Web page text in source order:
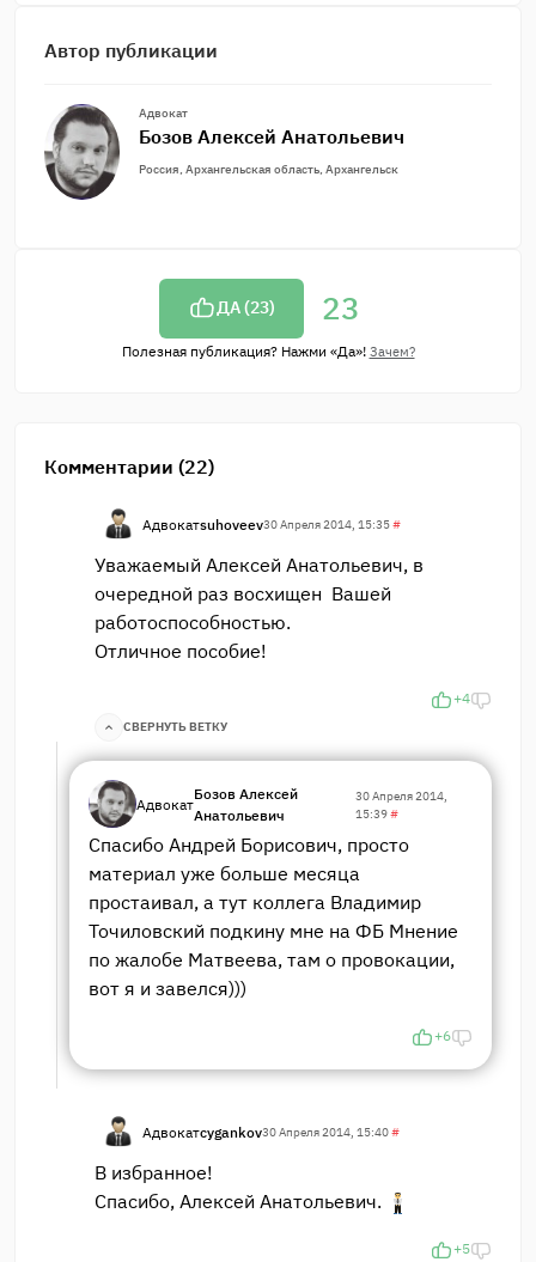
Автор публикации
Адвокат
Бозов Алексей Анатольевич
Россия, Архангельская область, Архангельск
ДА (23) 23
Полезная публикация? Нажми «Да»! Зачем?
Комментарии (22)
Адвокатsuhoveev30 Апреля 2014, 15:35#
Уважаемый Алексей Анатольевич, в
очередной раз восхищен Вашей
работоспособностью.
Отличное пособие!
+4
СВЕРНУТЬ ВЕТКУ
Адвокат
Бозов Алексей
Анатольевич
30 Апреля 2014,
15:39#
Спасибо Андрей Борисович, просто
материал уже больше месяца
простаивал, а тут коллега Владимир
Точиловский подкину мне на ФБ Мнение
по жалобе Матвеева, там о провокации,
вот я и завелся)))
+6
Адвокатcygankov30 Апреля 2014, 15:40#
В избранное!
Спасибо, Алексей Анатольевич.
+5